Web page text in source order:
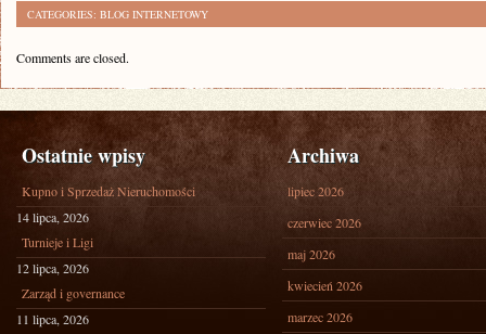
CATEGORIES: BLOG INTERNETOWY
Comments are closed.
Ostatnie wpisy
Kupno i Sprzedaż Nieruchomości
14 lipca, 2026
Turnieje i Ligi
12 lipca, 2026
Zarząd i governance
11 lipca, 2026
Archiwa
lipiec 2026
czerwiec 2026
maj 2026
kwiecień 2026
marzec 2026